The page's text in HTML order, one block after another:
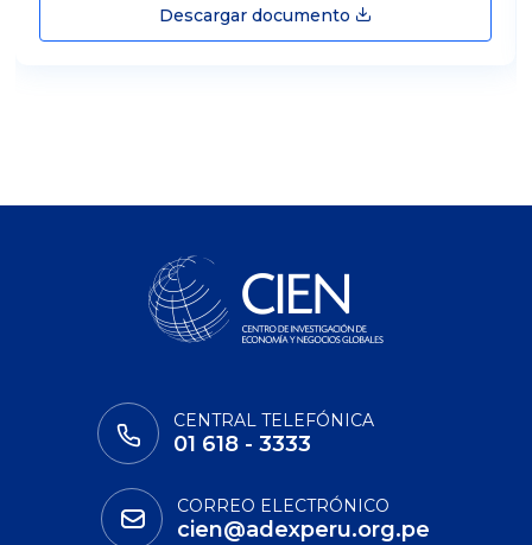
Descargar documento
CENTRAL TELEFÓNICA
01 618 - 3333
CORREO ELECTRÓNICO
cien@adexperu.org.pe